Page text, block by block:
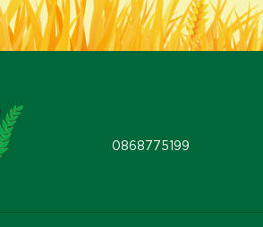
0868775199